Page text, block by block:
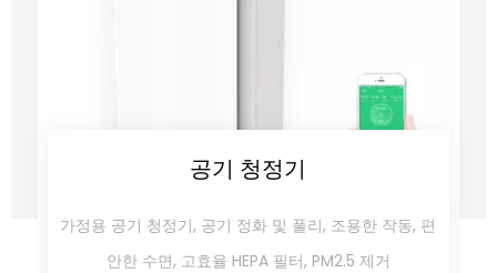
공기 청정기
가정용 공기 청정기, 공기 정화 및 풀리, 조용한 작동, 편
안한 수면, 고효율 HEPA 필터, PM2.5 제거